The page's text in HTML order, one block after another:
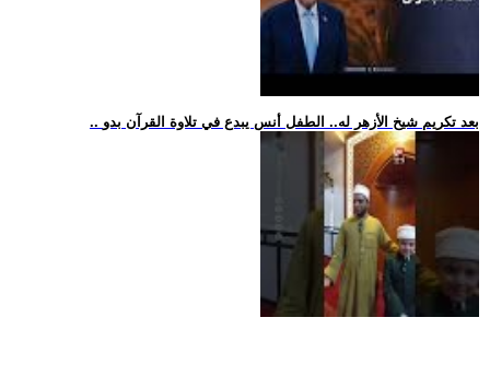
.. بعد تكريم شيخ الأزهر له.. الطفل أنس يبدع في تلاوة القرآن بدو